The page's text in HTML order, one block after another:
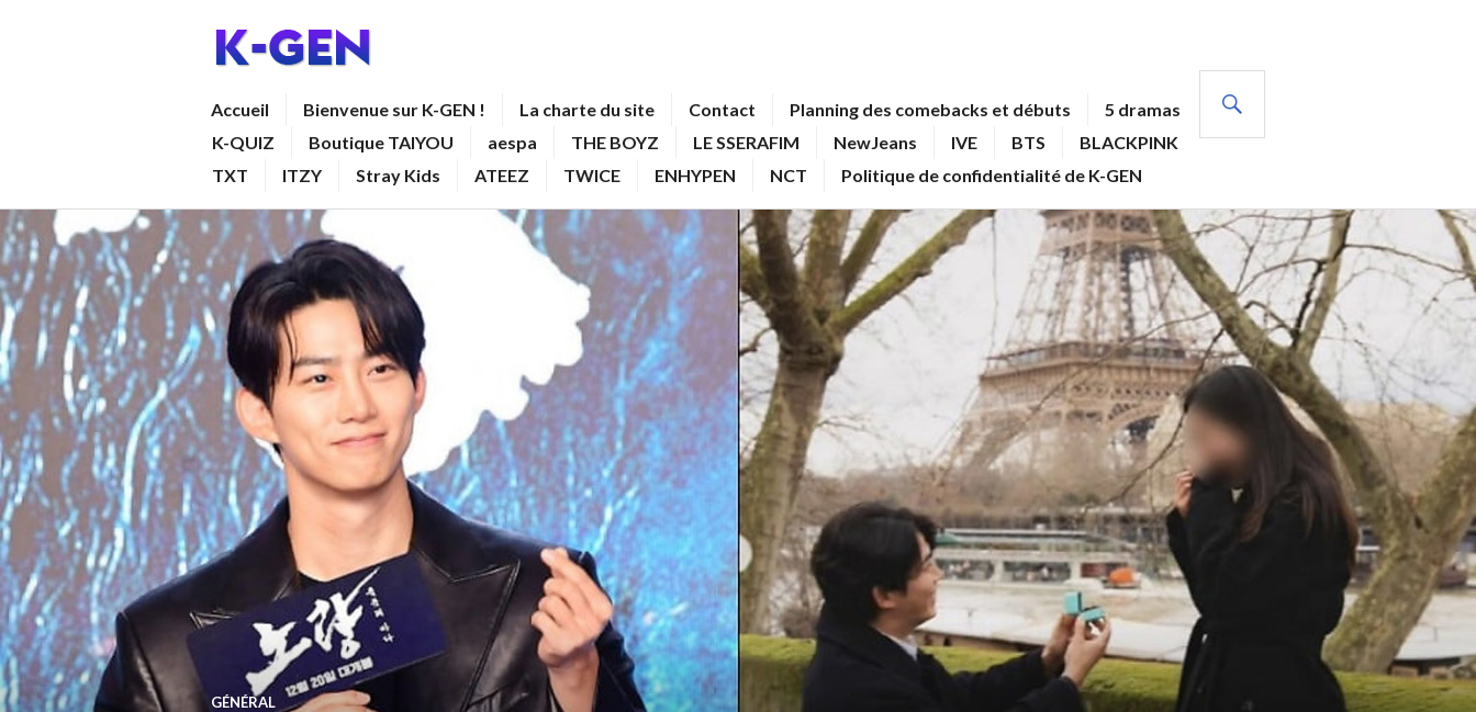
Accueil Bienvenue sur K-GEN ! La charte du site Contact Planning des comebacks et débuts
5 dramas
K-QUIZ
Boutique TAIYOU aespa THE BOYZ LE SSERAFIM NewJeans IVE BTS
BLACKPINK
TXT
ITZY Stray Kids ATEEZ TWICE ENHYPEN NCT Politique de confidentialité de K-GEN
GÉNÉRAL